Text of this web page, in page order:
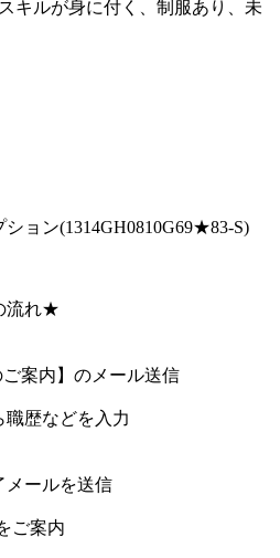
キルが身に付く、制服あり、未
ョン(1314GH0810G69★83-S)
流れ★
案内】のメール送信
職歴などを入力
ールを送信
ご案内